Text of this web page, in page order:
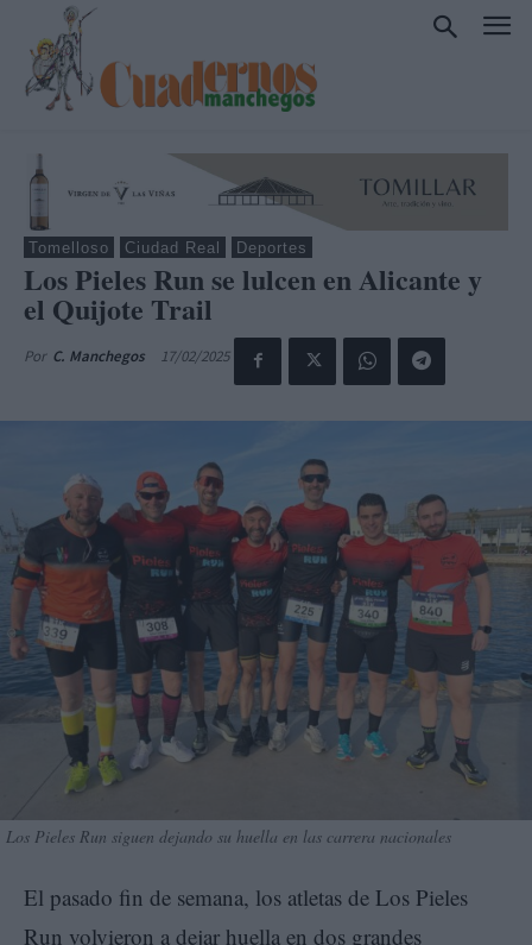
Tomelloso Ciudad Real Deportes
Los Pieles Run se lulcen en Alicante y
el Quijote Trail
Por C. Manchegos 17/02/2025
Los Pieles Run siguen dejando su huella en las carrera nacionales
El pasado fin de semana, los atletas de Los Pieles
Run volvieron a dejar huella en dos grandes